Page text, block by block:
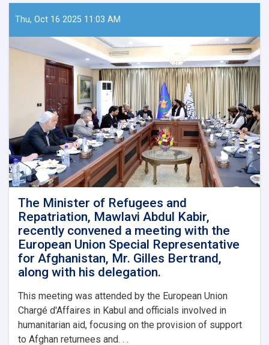
Thu, Oct 16 2025 11:03 AM
The Minister of Refugees and
Repatriation, Mawlavi Abdul Kabir,
recently convened a meeting with the
European Union Special Representative
for Afghanistan, Mr. Gilles Bertrand,
along with his delegation.
This meeting was attended by the European Union
Chargé d'Affaires in Kabul and officials involved in
humanitarian aid, focusing on the provision of support
to Afghan returnees and. . .